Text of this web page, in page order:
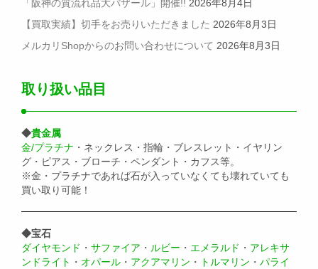
「阪神の質流れ品大バザール」開催!! 2026年8月4日
【買取実績】切手をお売りいただきました 2026年8月3日
メルカリShopからのお問い合わせについて 2026年8月3日
取り扱い品目
◆貴金属
金/プラチナ ・ネックレス・指輪・ブレスレット・イヤリン
グ・ピアス・ブローチ・ペンダント・カフス等。
※金・プラチナであれば石が入っていなくても壊れていても
買い取り可能！
◆宝石
ダイヤモンド ・ サファイア ・ ルビー ・ エメラルド ・ アレキサ
ンドライト ・ オパール ・ アクアマリン ・ トルマリン ・ パライ